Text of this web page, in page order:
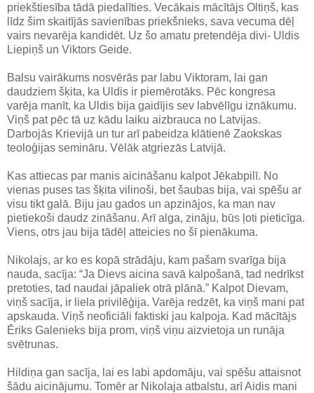
priekštiesība tādā piedalīties. Vecākais mācītājs Oltiņš, kas
līdz šim skaitījās savienības priekšnieks, sava vecuma dēļ
vairs nevarēja kandidēt. Uz šo amatu pretendēja divi- Uldis
Liepiņš un Viktors Geide.
Balsu vairākums nosvērās par labu Viktoram, lai gan
daudziem šķita, ka Uldis ir piemērotāks. Pēc kongresa
varēja manīt, ka Uldis bija gaidījis sev labvēlīgu iznākumu.
Viņš pat pēc tā uz kādu laiku aizbrauca no Latvijas.
Darbojās Krievijā un tur arī pabeidza klātienē Zaokskas
teoloģijas semināru. Vēlāk atgriezās Latvijā.
Kas attiecas par manis aicināšanu kalpot Jēkabpilī. No
vienas puses tas šķita vilinoši, bet šaubas bija, vai spēšu ar
visu tikt galā. Biju jau gados un apzinājos, ka man nav
pietiekoši daudz zināšanu. Arī alga, zināju, būs ļoti pieticīga.
Viens, otrs jau bija tādēļ atteicies no šī pienākuma.
Nikolajs, ar ko es kopā strādāju, kam pašam svarīga bija
nauda, sacīja: “Ja Dievs aicina savā kalpošanā, tad nedrīkst
pretoties, tad naudai jāpaliek otrā plānā.” Kalpot Dievam,
viņš sacīja, ir liela privilēģija. Varēja redzēt, ka viņš mani pat
apskauda. Viņš neoficiāli faktiski jau kalpoja. Kad mācītājs
Ēriks Galenieks bija prom, viņš viņu aizvietoja un runāja
svētrunas.
Hildiņa gan sacīja, lai es labi apdomāju, vai spēšu attaisnot
šādu aicinājumu. Tomēr ar Nikolaja atbalstu, arī Aidis mani